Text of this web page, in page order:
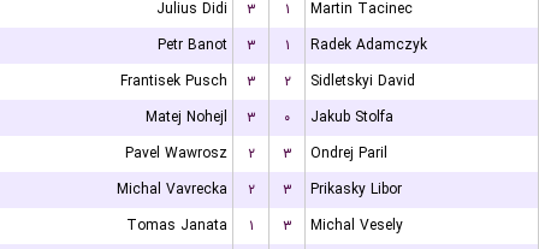
Julius Didi ۳ ۱
Martin Tacinec
Petr Banot
۳ ۱
Radek Adamczyk
Frantisek Pusch
۳ ۲
Sidletskyi David
Matej Nohejl
۳ ۰
Jakub Stolfa
Pavel Wawrosz
۲ ۳
Ondrej Paril
Michal Vavrecka
۲ ۳
Prikasky Libor
Tomas Janata
۱ ۳
Michal Vesely